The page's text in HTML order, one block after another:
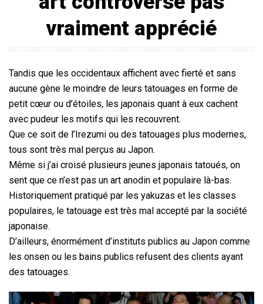
vraiment apprécié
Tandis que les occidentaux affichent avec fierté et sans
aucune gène le moindre de leurs tatouages en forme de
petit cœur ou d’étoiles, les japonais quant à eux cachent
avec pudeur les motifs qui les recouvrent.
Que ce soit de l’Irezumi ou des tatouages plus modernes,
tous sont très mal perçus au Japon.
Même si j’ai croisé plusieurs jeunes japonais tatoués, on
sent que ce n’est pas un art anodin et populaire là-bas.
Historiquement pratiqué par les yakuzas et les classes
populaires, le tatouage est très mal accepté par la société
japonaise.
D’ailleurs, énormément d’instituts publics au Japon comme
les onsen ou les bains publics refusent des clients ayant
des tatouages.